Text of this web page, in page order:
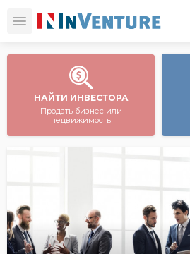
НАЙТИ ИНВЕСТОРА
Продать бизнес или
недвижимость